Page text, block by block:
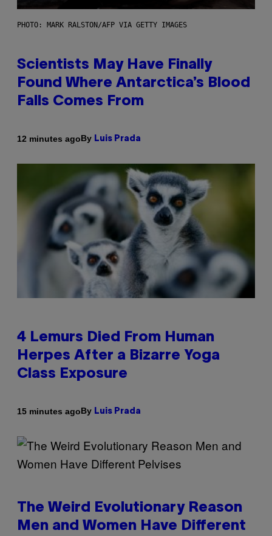
PHOTO: MARK RALSTON/AFP VIA GETTY IMAGES
Scientists May Have Finally
Found Where Antarctica’s Blood
Falls Comes From
12 minutes agoBy Luis Prada
4 Lemurs Died From Human
Herpes After a Bizarre Yoga
Class Exposure
15 minutes agoBy Luis Prada
The Weird Evolutionary Reason
Men and Women Have Different